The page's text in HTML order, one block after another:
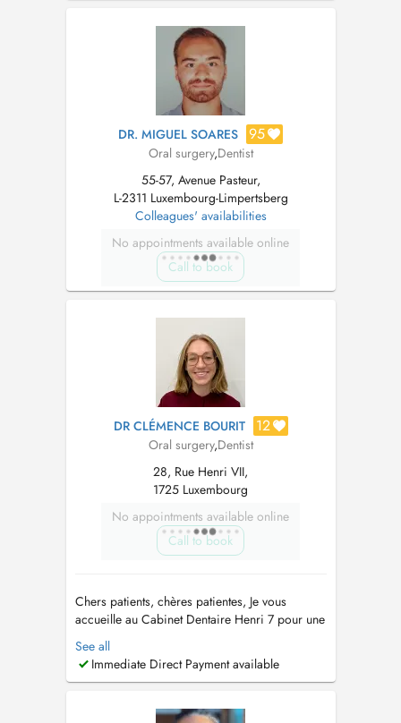
Langues parlées : Français, Anglais, Portu...
DR. MIGUEL SOARES 95
Oral surgery,Dentist
55-57, Avenue Pasteur,
L-2311 Luxembourg-Limpertsberg
Colleagues' availabilities
No appointments available online
Call to book
DR CLÉMENCE BOURIT 12
Oral surgery,Dentist
28, Rue Henri VII,
1725 Luxembourg
No appointments available online
Call to book
Chers patients, chères patientes, Je vous
accueille au Cabinet Dentaire Henri 7 pour une
prise en charge globale de votre santé bucco-
dentaire. Je réalise les spécialités suivantes: -
Parodontologie : bilans, traitements des
maintenances parodontales. - S...
See all
Immediate Direct Payment available